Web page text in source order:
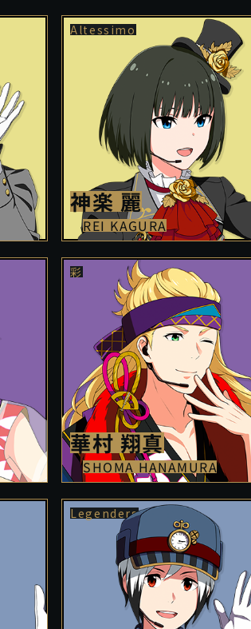
神楽 麗
REI KAGURA
華村 翔真
SHOMA HANAMURA